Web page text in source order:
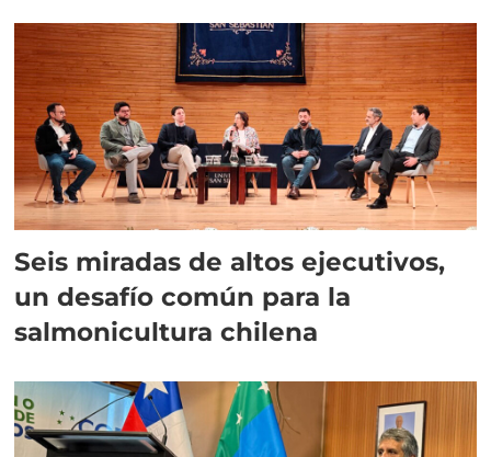
Seis miradas de altos ejecutivos,
un desafío común para la
salmonicultura chilena